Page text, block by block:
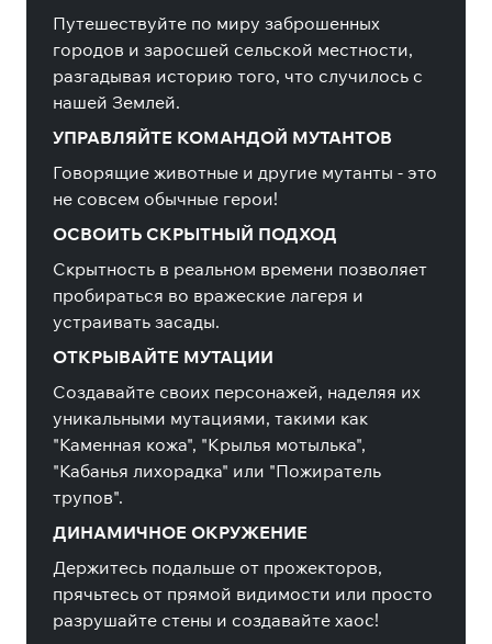
Путешествуйте по миру заброшенных
городов и заросшей сельской местности,
разгадывая историю того, что случилось с
нашей Землей.
УПРАВЛЯЙТЕ КОМАНДОЙ МУТАНТОВ
Говорящие животные и другие мутанты - это
не совсем обычные герои!
ОСВОИТЬ СКРЫТНЫЙ ПОДХОД
Скрытность в реальном времени позволяет
пробираться во вражеские лагеря и
устраивать засады.
ОТКРЫВАЙТЕ МУТАЦИИ
Создавайте своих персонажей, наделяя их
уникальными мутациями, такими как
"Каменная кожа", "Крылья мотылька",
"Кабанья лихорадка" или "Пожиратель
трупов".
ДИНАМИЧНОЕ ОКРУЖЕНИЕ
Держитесь подальше от прожекторов,
прячьтесь от прямой видимости или просто
разрушайте стены и создавайте хаос!